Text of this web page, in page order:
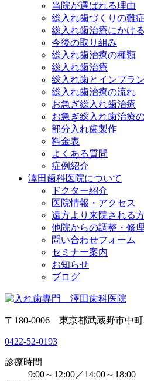
当院が選ばれる理由
総入れ歯づくりの難
総入れ歯治療にかけ
今後の取り組み
総入れ歯治療の種類
総入れ歯治療
総入れ歯とインプラ
総入れ歯治療の流れ
お急ぎ総入れ歯治療
お急ぎ総入れ歯治療
部分入れ歯製作
料金表
よくある質問
症例紹介
澤田歯科医院について
ドクター紹介
医院情報・アクセス
遠方より来院される
他院からの調整・修
問い合わせフォーム
セミナー案内
お知らせ
ブログ
〒180-0006 東京都武蔵野市中町
0422-52-0193
診療時間
9:00～12:00／14:00～18:00